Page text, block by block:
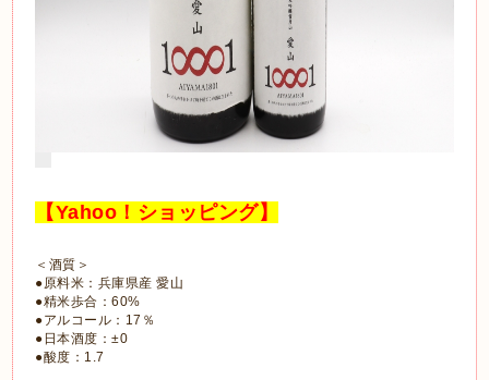
【Yahoo！ショッピング】
＜酒質＞
●原料米：兵庫県産 愛山
●精米歩合：60%
●アルコール：17％
●日本酒度：±0
●酸度：1.7